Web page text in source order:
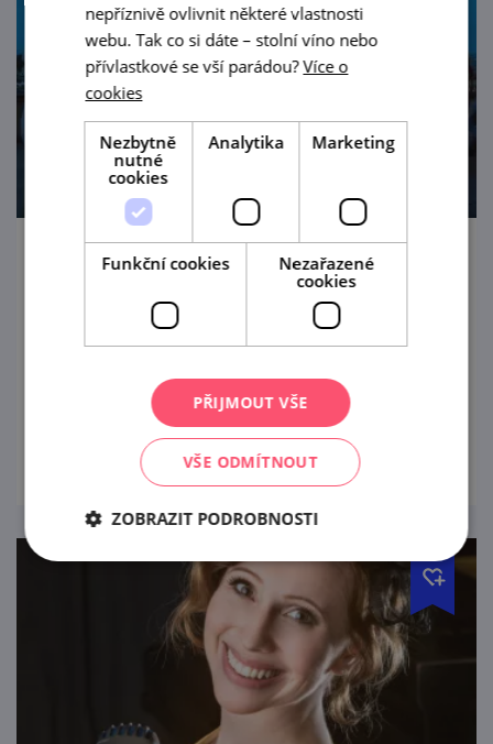
Večerní zámek Mikulov
expozice Galerie Dietrichsteinů.
prohlédnout
nepříznivě ovlivnit některé vlastnosti
webu. Tak co si dáte – stolní víno nebo
přívlastkové se vší parádou?Více o
cookies
Nezbytně
nutné
cookies
Analytika Marketing
Funkční cookies
Nezařazené
cookies
PŘIJMOUT VŠE
VŠE ODMÍTNOUT
ZOBRAZIT PODROBNOSTI